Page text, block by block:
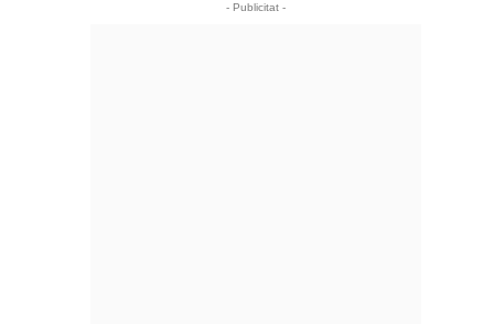
- Publicitat -